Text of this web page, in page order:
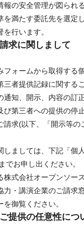
報の安全管理が図られ
を満たす委託先を選定
行います。
求に関しまして
フォームから取得する
三者提供記録に関する
通知、開示、内容の訂
び第三者への提供の停
請求(以下、「開示等の
しましては、下記「個
でお申し出ください。
株式会社オープンソー
力・講演企業のご請求
御覧ください。
提供の任意性につ